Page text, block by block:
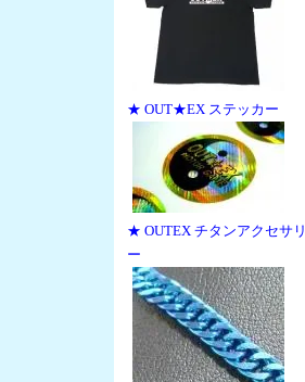
★ OUT★EX ステッカー
★ OUTEX チタンアクセサリ
ー